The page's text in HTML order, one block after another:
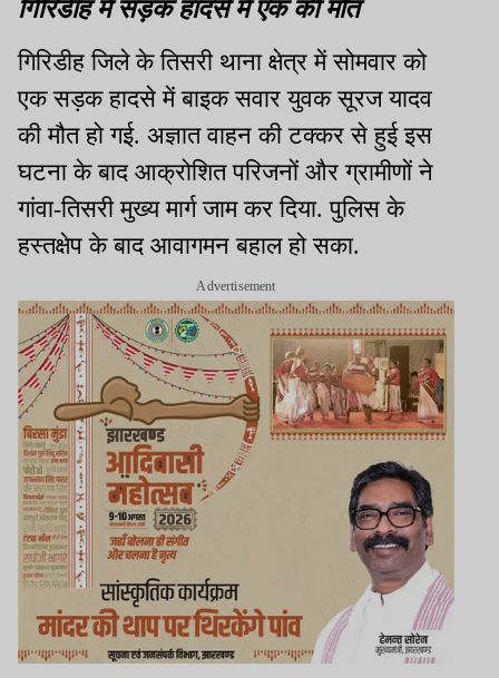
गिरिडीह जिले के तिसरी थाना क्षेत्र में सोमवार को
एक सड़क हादसे में बाइक सवार युवक सूरज यादव
की मौत हो गई. अज्ञात वाहन की टक्कर से हुई इस
घटना के बाद आक्रोशित परिजनों और ग्रामीणों ने
गांवा-तिसरी मुख्य मार्ग जाम कर दिया. पुलिस के
हस्तक्षेप के बाद आवागमन बहाल हो सका.
Advertisement